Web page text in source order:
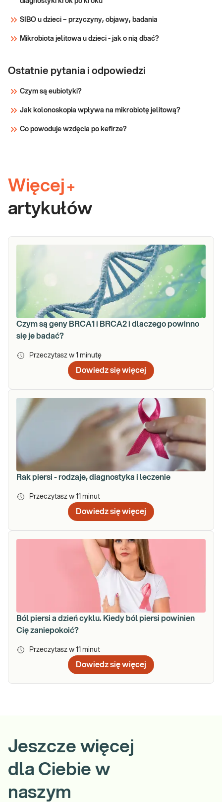
Sprawdź
SIBO u dzieci – przyczyny, objawy, badania
Mikrobiota jelitowa u dzieci - jak o nią dbać?
Ostatnie pytania i odpowiedzi
Czym są eubiotyki?
Jak kolonoskopia wpływa na mikrobiotę jelitową?
Co powoduje wzdęcia po kefirze?
Więcej +
artykułów
Czym są geny BRCA1 i BRCA2 i dlaczego powinno
się je badać?
Przeczytasz w 1 minutę
Dowiedz się więcej
Rak piersi - rodzaje, diagnostyka i leczenie
Przeczytasz w 11 minut
Dowiedz się więcej
Ból piersi a dzień cyklu. Kiedy ból piersi powinien
Cię zaniepokoić?
Przeczytasz w 11 minut
Dowiedz się więcej
Jeszcze więcej
dla Ciebie w
naszym